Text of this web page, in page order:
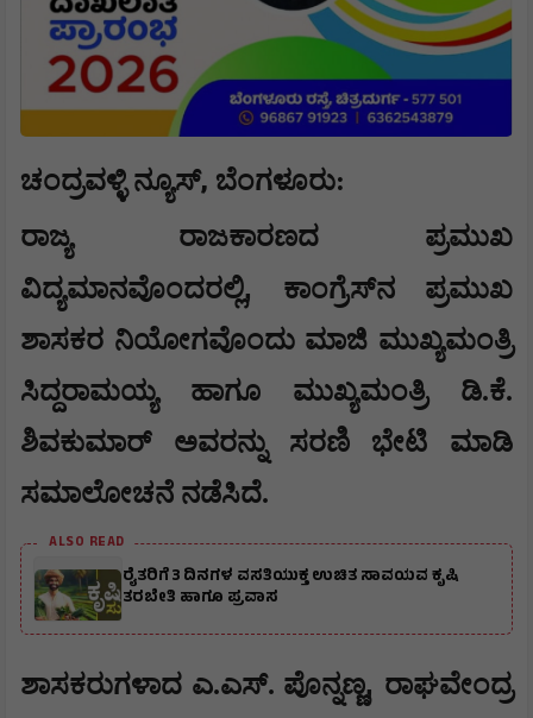
ಚಂದ್ರವಳ್ಳಿ ನ್ಯೂಸ್, ಬೆಂಗಳೂರು:
ರಾಜ್ಯ ರಾಜಕಾರಣದ ಪ್ರಮುಖ
ವಿದ್ಯಮಾನವೊಂದರಲ್ಲಿ, ಕಾಂಗ್ರೆಸ್‌ನ ಪ್ರಮುಖ
ಶಾಸಕರ ನಿಯೋಗವೊಂದು ಮಾಜಿ ಮುಖ್ಯಮಂತ್ರಿ
ಸಿದ್ದರಾಮಯ್ಯ ಹಾಗೂ ಮುಖ್ಯಮಂತ್ರಿ ಡಿ.ಕೆ.
ಶಿವಕುಮಾರ್ ಅವರನ್ನು ಸರಣಿ ಭೇಟಿ ಮಾಡಿ
ಸಮಾಲೋಚನೆ ನಡೆಸಿದೆ.
ALSO READ
ರೈತರಿಗೆ 3 ದಿನಗಳ ವಸತಿಯುಕ್ತ ಉಚಿತ ಸಾವಯವ ಕೃಷಿ
ತರಬೇತಿ ಹಾಗೂ ಪ್ರವಾಸ
​ಶಾಸಕರುಗಳಾದ ಎ.ಎಸ್. ಪೊನ್ನಣ್ಣ, ರಾಘವೇಂದ್ರ